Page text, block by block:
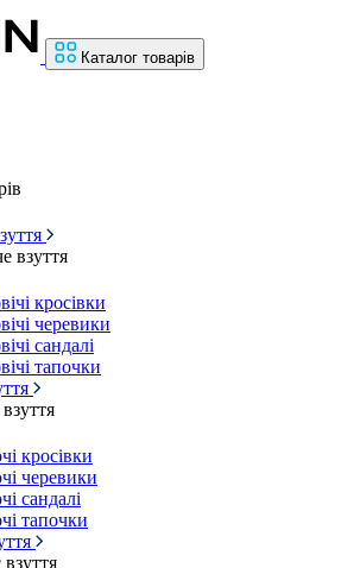
Каталог товарів
взуття
кросівки
черевики
сандалі
тапочки
кросівки
черевики
сандалі
тапочки
взуття